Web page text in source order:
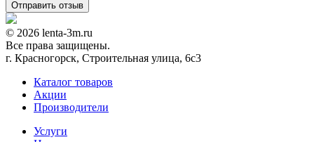
© 2026 lenta-3m.ru
Все права защищены.
г. Красногорск, Строительная улица, 6с3
Каталог товаров
Акции
Производители
Услуги